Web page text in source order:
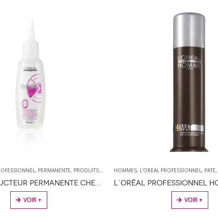
HOMMES,L'OREAL PROFESSIONNEL,PATE PATE,PRODUIT DE COIFFAGE ,PRODUITS DE
L’ORÉAL PROFESSIONNEL HOMME MAT 80 ML
COLORATION SEMI-